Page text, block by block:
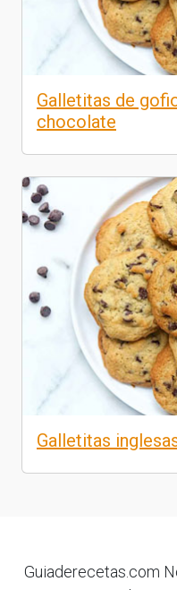
Galletitas de
chocolate
Galletitas
Guiaderecetas.com